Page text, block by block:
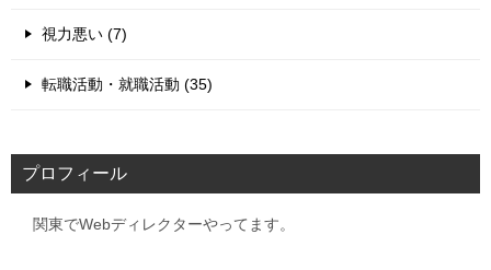
視力悪い (7)
転職活動・就職活動 (35)
プロフィール
関東でWebディレクターやってます。